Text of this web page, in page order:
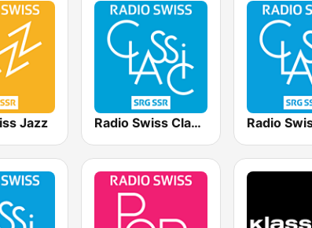
Jazz Radio Swiss Classic FR